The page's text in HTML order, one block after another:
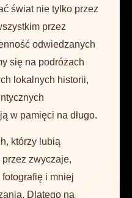
świat nie tylko przez
przez
odwiedzanych
się na podróżach
lokalnych historii,
w pamięci na długo.
którzy lubią
zwyczaje,
i mniej
Dlatego na